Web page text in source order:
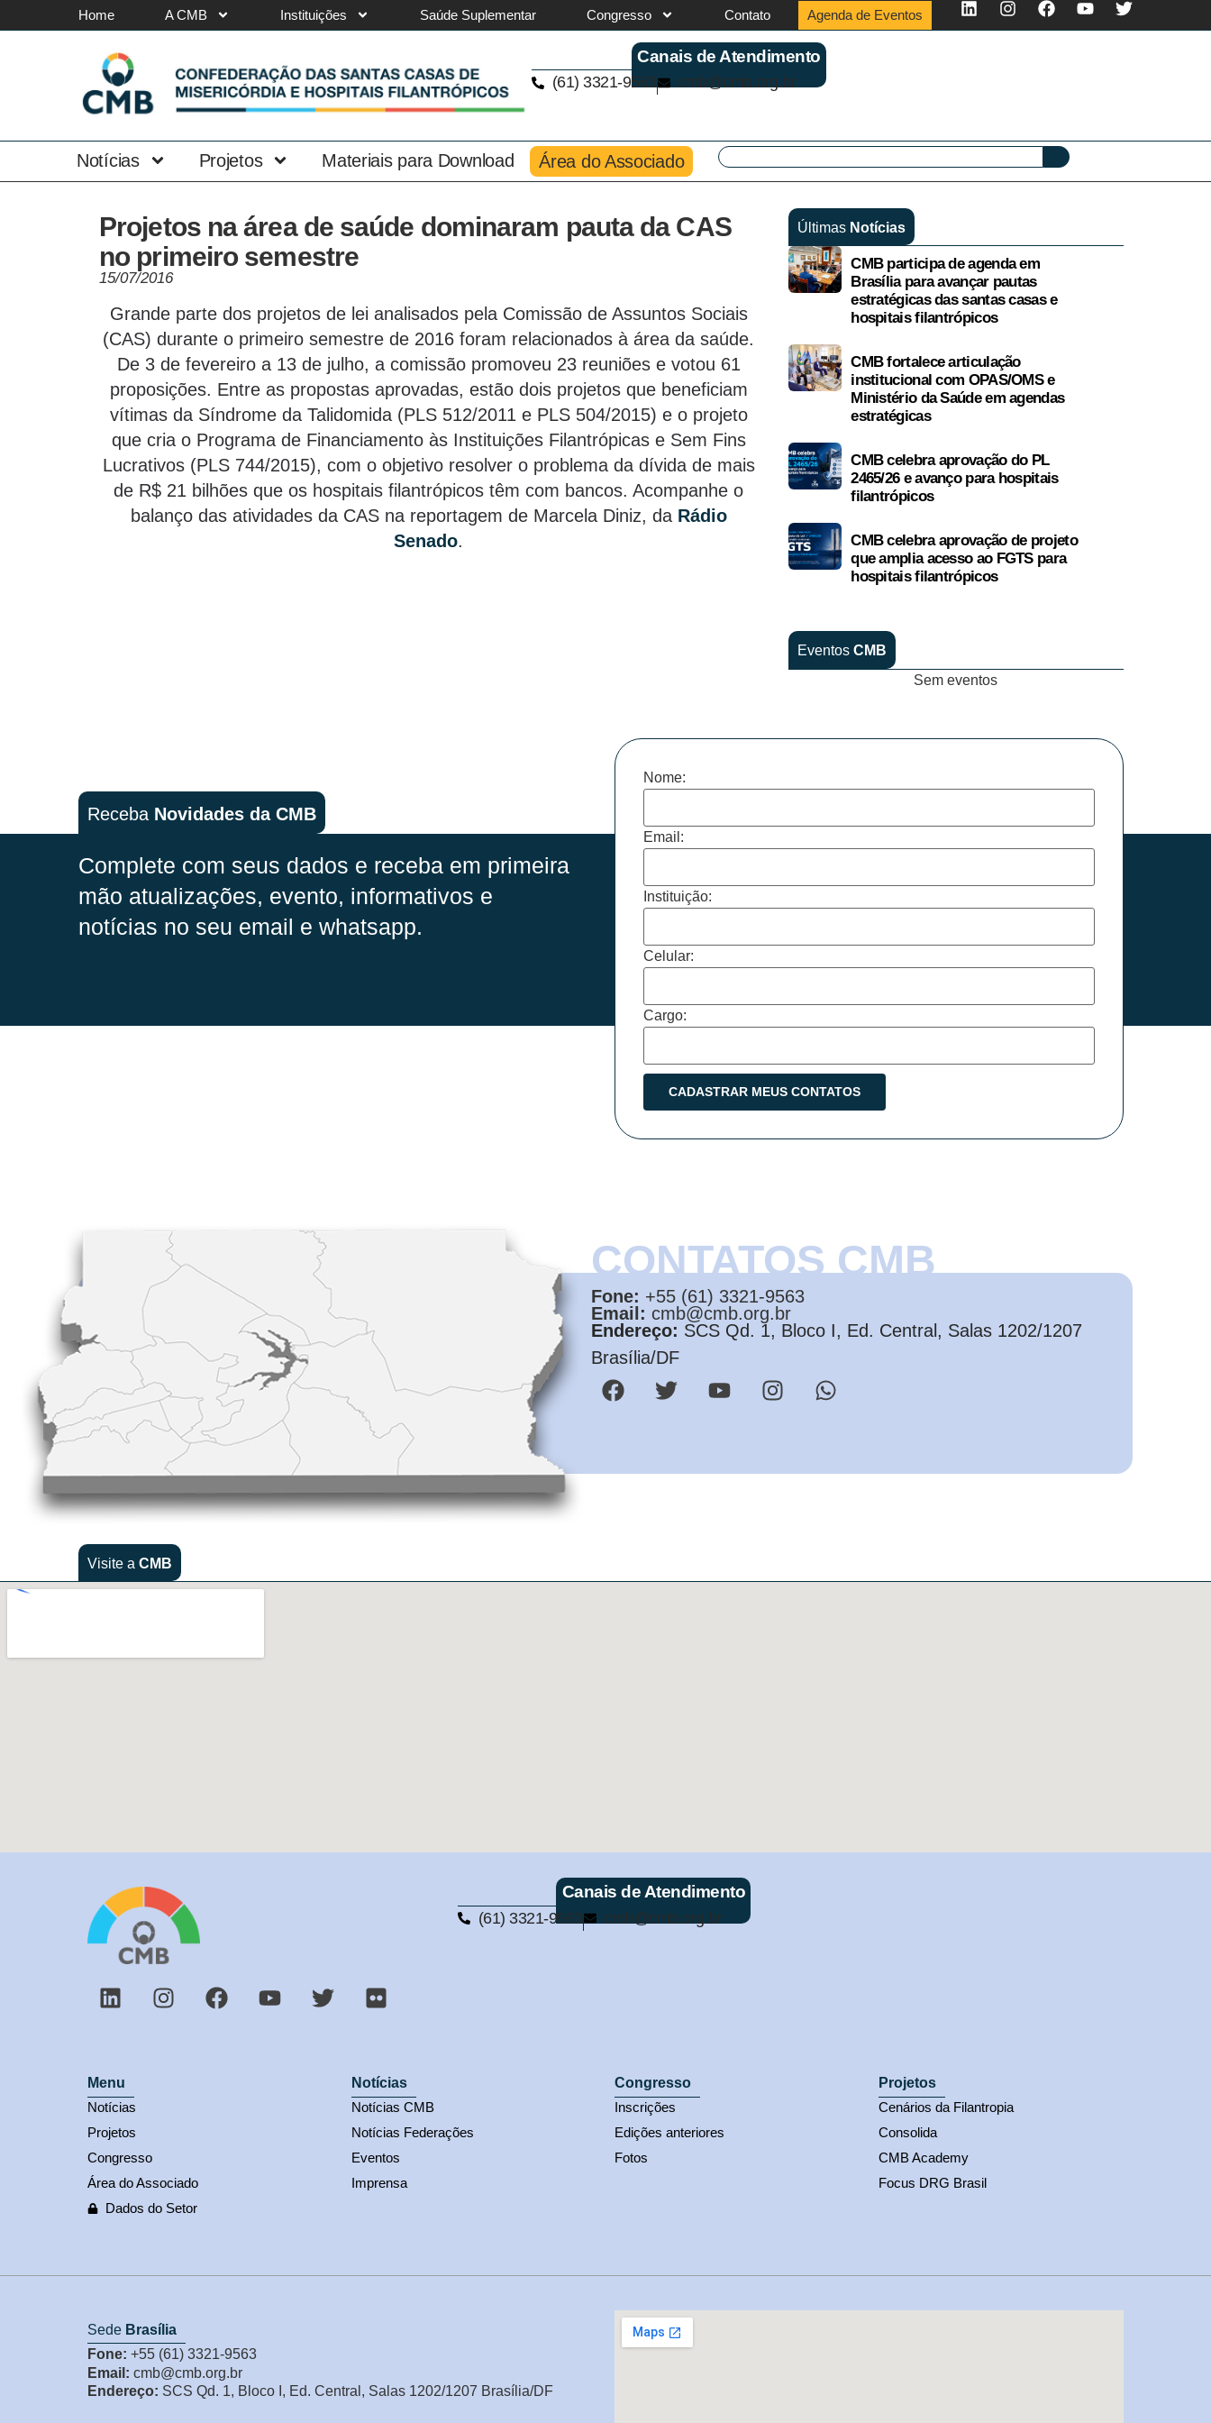
Home A CMB Instituições Saúde Suplementar Congresso Contato Agenda de Eventos
Canais de Atendimento
(61) 3321-9563 cmb@cmb.org.br
Notícias Projetos Materiais para Download Área do Associado
Projetos na área de saúde dominaram pauta da CAS
no primeiro semestre
15/07/2016
Grande parte dos projetos de lei analisados pela Comissão de Assuntos Sociais
(CAS) durante o primeiro semestre de 2016 foram relacionados à área da saúde.
De 3 de fevereiro a 13 de julho, a comissão promoveu 23 reuniões e votou 61
proposições. Entre as propostas aprovadas, estão dois projetos que beneficiam
vítimas da Síndrome da Talidomida (PLS 512/2011 e PLS 504/2015) e o projeto
que cria o Programa de Financiamento às Instituições Filantrópicas e Sem Fins
Lucrativos (PLS 744/2015), com o objetivo resolver o problema da dívida de mais
de R$ 21 bilhões que os hospitais filantrópicos têm com bancos. Acompanhe o
balanço das atividades da CAS na reportagem de Marcela Diniz, da Rádio
Senado.
Últimas Notícias
CMB participa de agenda em
Brasília para avançar pautas
estratégicas das santas casas e
hospitais filantrópicos
CMB fortalece articulação
institucional com OPAS/OMS e
Ministério da Saúde em agendas
estratégicas
CMB celebra aprovação do PL
2465/26 e avanço para hospitais
filantrópicos
CMB celebra aprovação de projeto
que amplia acesso ao FGTS para
hospitais filantrópicos
Eventos CMB
Sem eventos
Receba Novidades da CMB
Complete com seus dados e receba em primeira
mão atualizações, evento, informativos e
notícias no seu email e whatsapp.
Nome:
Email:
Instituição:
Celular:
Cargo:
CONTATOS CMB
Fone: +55 (61) 3321-9563
Email: cmb@cmb.org.br
Endereço: SCS Qd. 1, Bloco I, Ed. Central, Salas 1202/1207
Brasília/DF
Visite a CMB
Canais de Atendimento
(61) 3321-9563 cmb@cmb.org.br
Menu
Notícias
Projetos
Congresso
Área do Associado
Dados do Setor
Notícias
Notícias CMB
Notícias Federações
Eventos
Imprensa
Congresso
Inscrições
Edições anteriores
Fotos
Projetos
Cenários da Filantropia
Consolida
CMB Academy
Focus DRG Brasil
Sede Brasília
Fone: +55 (61) 3321-9563
Email: cmb@cmb.org.br
Endereço: SCS Qd. 1, Bloco I, Ed. Central, Salas 1202/1207 Brasília/DF